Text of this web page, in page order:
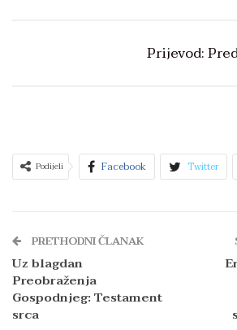
Prijevod:
Podijeli Facebook Twitter
PRETHODNI ČLANAK
Uz blagdan
Preobraženja
Gospodnjeg: Testament
srca